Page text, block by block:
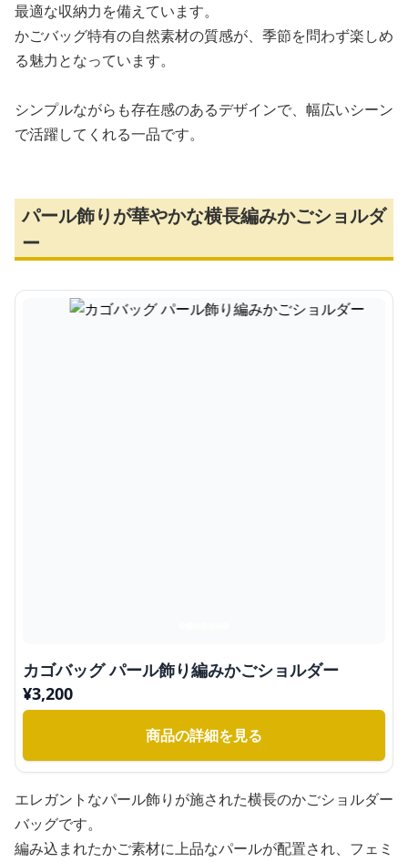
最適な収納力を備えています。
かごバッグ特有の自然素材の質感が、季節を問わず楽しめ
る魅力となっています。
シンプルながらも存在感のあるデザインで、幅広いシーン
で活躍してくれる一品です。
パール飾りが華やかな横長編みかごショルダ
ー
カゴバッグ パール飾り編みかごショルダー
¥3,200
商品の詳細を見る
エレガントなパール飾りが施された横長のかごショルダー
バッグです。
編み込まれたかご素材に上品なパールが配置され、フェミ